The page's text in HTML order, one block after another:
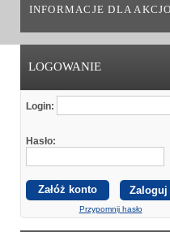
INFORMACJE DLA
LOGOWANIE
Login:
Hasło:
Załóż konto
Przypomnij hasło